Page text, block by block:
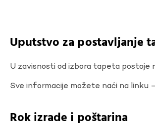
Uputstvo za postavljanje
U zavisnosti od izbora tapeta postoje
Sve informacije možete naći na linku –
Rok izrade i poštarina